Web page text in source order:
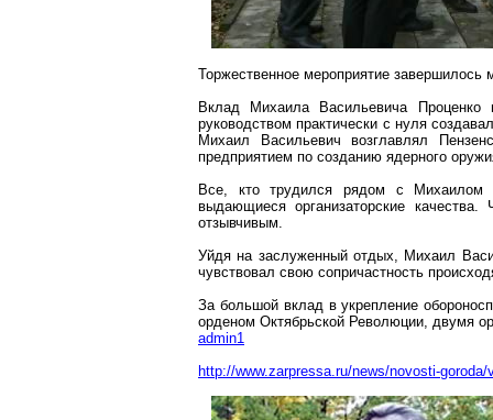
Торжественное мероприятие
Вклад Михаила Васильевича Проценко
руководством практически с нуля
Михаил Васильевич возглавлял
предприятием по созданию ядерного
Все, кто трудился рядом с Михаилом
выдающиеся организаторские
отзывчивым.
Уйдя на заслуженный отдых, Михаил
чувствовал свою сопричастность
За большой вклад в укрепление
орденом Октябрьской Революции, двумя
admin1
http://www.zarpressa.ru/news/novosti-